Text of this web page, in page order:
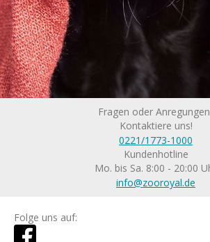
Fragen oder
Kontaktiere uns!
0221/1773-1000
Kundenhotline
Mo. bis Sa. 8:00 - 20:00
info@zooroyal.de
Folge uns auf: